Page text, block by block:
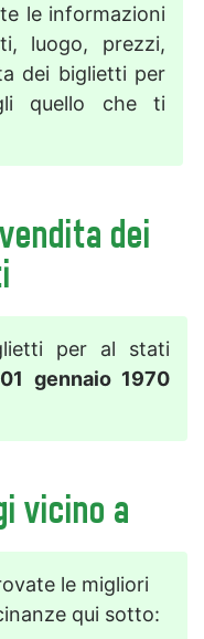
le informazioni
luogo, prezzi,
dei biglietti per
quello che ti
dei
per al stati
gennaio 1970
vicino a
le migliori
qui sotto: